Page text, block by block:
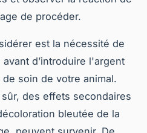
de procéder.
est la nécessité de
d’introduire l'argent
soin de votre animal.
des effets secondaires
bleutée de la